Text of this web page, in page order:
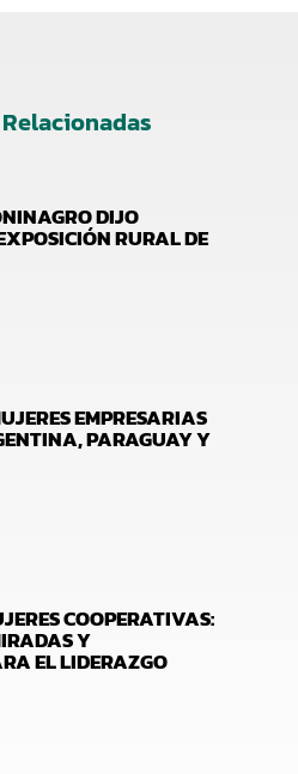
DIJO
RURAL DE
EMPRESARIAS
PARAGUAY Y
COOPERATIVAS:
Y
EL LIDERAZGO